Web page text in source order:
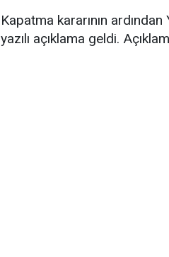
Kapatma kararının
yazılı açıklama geldi.